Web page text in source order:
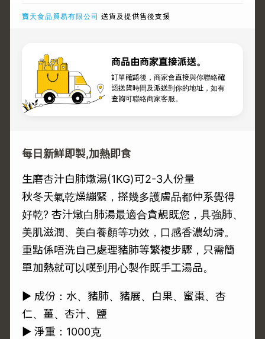
寶天食品貿易有限公司 送貨及提供售後支援
商品由商家直接派送。
訂單確認後，商家會直接與你聯絡確
認送貨時間及派送到你的地址，如有
查詢可聯絡商家客服。
每日新鮮即製,加熱即食
生磨杏汁白肺燉湯(1KG)可2-3人份量
秋冬天氣乾燥繃緊，搽幾多護膚品都仲系覺得
好乾? 杏汁燉白肺湯最適合貪靚既您，具強肺、
美肌滋潤、美白養顏等功效，口感香濃幼滑。
重點係唔洗自己處理豬肺等繁複步驟，只需簡
單加熱就可以嘆到用心製作既手工湯品。
► 成份：水、豬肺、豬展、白果、蜜棗、杏
仁、薑、杏汁、鹽
► 淨重：1000克